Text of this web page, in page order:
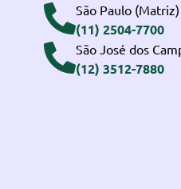
São Paulo (Matriz)
(11) 2504-7700
São José dos
(12) 3512-7880